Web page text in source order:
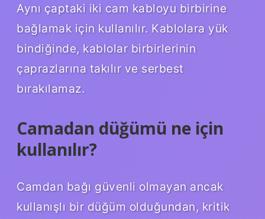
Aynı çaptaki iki cam kabloyu birbirine
bağlamak için kullanılır. Kablolara yük
bindiğinde, kablolar birbirlerinin
çaprazlarına takılır ve serbest
bırakılamaz.
Camadan düğümü ne için
kullanılır?
Camdan bağı güvenli olmayan ancak
kullanışlı bir düğüm olduğundan, kritik